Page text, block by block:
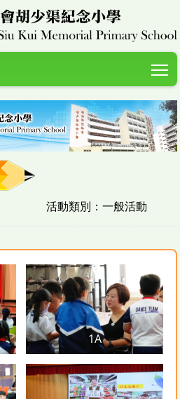
活動類別：一般活動
1A